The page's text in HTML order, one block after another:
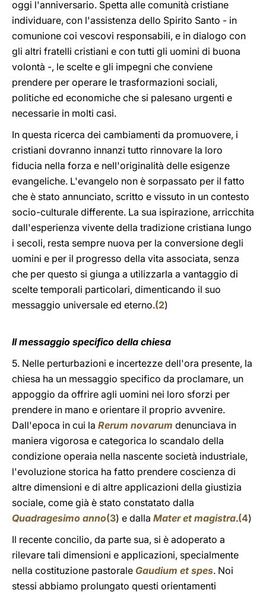
oggi l'anniversario. Spetta alle comunità cristiane
individuare, con l'assistenza dello Spirito Santo - in
comunione coi vescovi responsabili, e in dialogo con
gli altri fratelli cristiani e con tutti gli uomini di buona
volontà -, le scelte e gli impegni che conviene
prendere per operare le trasformazioni sociali,
politiche ed economiche che si palesano urgenti e
necessarie in molti casi.
In questa ricerca dei cambiamenti da promuovere, i
cristiani dovranno innanzi tutto rinnovare la loro
fiducia nella forza e nell'originalità delle esigenze
evangeliche. L'evangelo non è sorpassato per il fatto
che è stato annunciato, scritto e vissuto in un contesto
socio-culturale differente. La sua ispirazione, arricchita
dall'esperienza vivente della tradizione cristiana lungo
i secoli, resta sempre nuova per la conversione degli
uomini e per il progresso della vita associata, senza
che per questo si giunga a utilizzarla a vantaggio di
scelte temporali particolari, dimenticando il suo
messaggio universale ed eterno.(2)
Il messaggio specifico della chiesa
5. Nelle perturbazioni e incertezze dell'ora presente, la
chiesa ha un messaggio specifico da proclamare, un
appoggio da offrire agli uomini nei loro sforzi per
prendere in mano e orientare il proprio avvenire.
Dall'epoca in cui la Rerum novarum denunciava in
maniera vigorosa e categorica lo scandalo della
condizione operaia nella nascente società industriale,
l'evoluzione storica ha fatto prendere coscienza di
altre dimensioni e di altre applicazioni della giustizia
sociale, come già è stato constatato dalla
Quadragesimo anno(3) e dalla Mater et magistra.(4)
Il recente concilio, da parte sua, si è adoperato a
rilevare tali dimensioni e applicazioni, specialmente
nella costituzione pastorale Gaudium et spes. Noi
stessi abbiamo prolungato questi orientamenti